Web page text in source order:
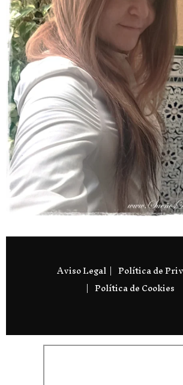
Aviso Legal
Política de
Política de Cookies